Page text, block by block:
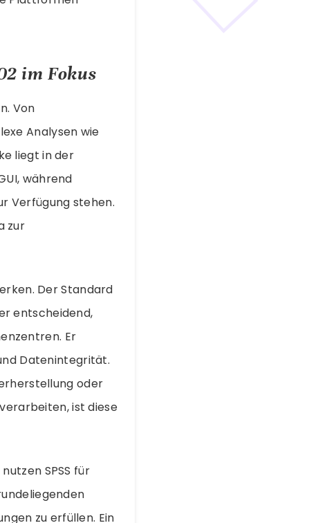
im Fokus
Von
Analysen wie
liegt in der
während
Verfügung stehen.
zur
Der Standard
entscheidend,
Er
Datenintegrität.
oder
ist diese
SPSS für
zu erfüllen. Ein